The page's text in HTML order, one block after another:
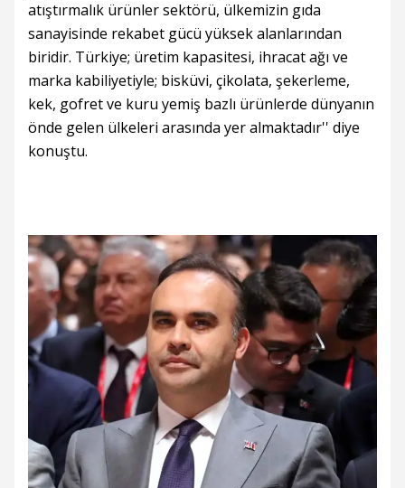
atıştırmalık ürünler sektörü, ülkemizin gıda
sanayisinde rekabet gücü yüksek alanlarından
biridir. Türkiye; üretim kapasitesi, ihracat ağı ve
marka kabiliyetiyle; bisküvi, çikolata, şekerleme,
kek, gofret ve kuru yemiş bazlı ürünlerde dünyanın
önde gelen ülkeleri arasında yer almaktadır'' diye
konuştu.